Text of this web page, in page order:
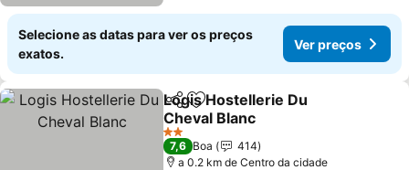
Selecione as datas para ver os preços
exatos.
Ver preços
PartilharAdicionar aos favoritos
Logis Hostellerie Du
Cheval Blanc
Ver preços
2 Estrelas
7,6 Boa
414
a 0.2 km de Centro da cidade